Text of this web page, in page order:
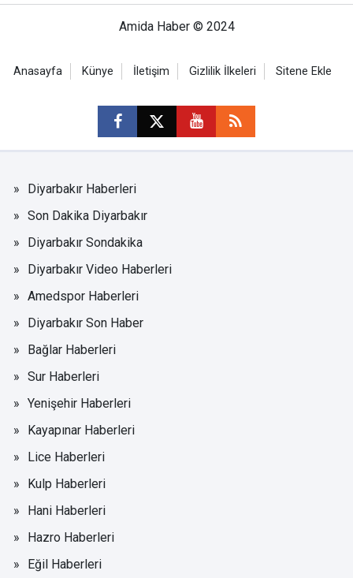
Amida Haber © 2024
Anasayfa Künye İletişim Gizlilik İlkeleri Sitene Ekle
Diyarbakır Haberleri
Son Dakika Diyarbakır
Diyarbakır Sondakika
Diyarbakır Video Haberleri
Amedspor Haberleri
Diyarbakır Son Haber
Bağlar Haberleri
Sur Haberleri
Yenişehir Haberleri
Kayapınar Haberleri
Lice Haberleri
Kulp Haberleri
Hani Haberleri
Hazro Haberleri
Eğil Haberleri